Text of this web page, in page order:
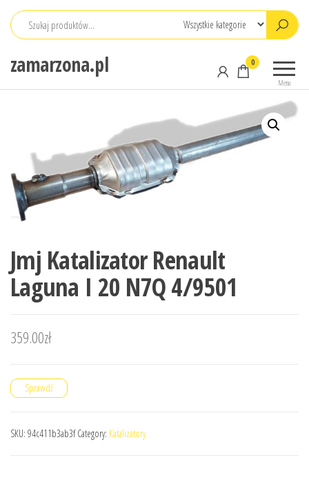
Przejdź
zamarzona.pl
Menu
0
Jmj Katalizator Renault
Laguna I 20 N7Q 4/9501
359.00zł
Sprawdź
SKU: 94c411b3ab3f Category: Katalizatory